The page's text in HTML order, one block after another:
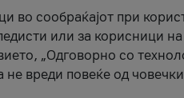
во сообраќајот при
или за корисници
„Одговорно со
не вреди повеќе од